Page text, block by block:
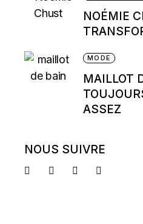
NOÉMIE
MODE
MAILLOT
ASSEZ
NOUS SUIVRE